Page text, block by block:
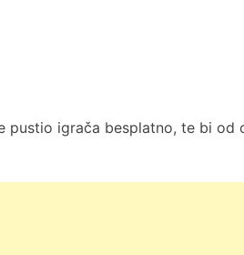
pustio igrača besplatno, te bi od